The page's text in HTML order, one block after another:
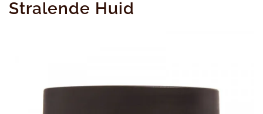
Stralende Huid